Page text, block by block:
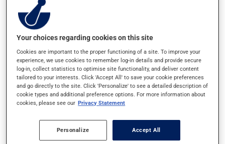
une rougeur au niveau de l'œil;
une dilatation de la pupille (partie noire au centre de
l'œil);
une vision floue ou la perception de rayons
lumineux;
une douleur augmentée par la lumière.
Causes et facteurs aggravants
Plusieurs facteurs augmentent le risque de souffrir de
glaucome. On retrouve par exemple :
Your choices regarding cookies on this site
Cookies are important to the proper functioning of a site. To improve your
experience, we use cookies to remember log-in details and provide secure
log-in, collect statistics to optimise site functionality, and deliver content
tailored to your interests. Click 'Accept All' to save your cookie preferences
and go directly to the site. Click 'Personalize' to see a detailed description of
cookie types and additional preference options. For more information about
cookies, please see our Privacy Statement
Personalize Accept All